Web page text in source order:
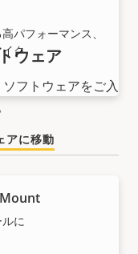
パフォーマンス、
ク
に
ウェア
フトウェアをご入
アに移動